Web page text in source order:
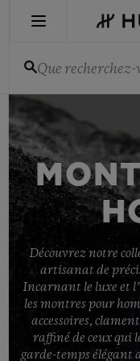
Que recherchez-
Découvrez notre
artisanat de
Incarnant le luxe et
les montres pour
accessoires,
raffiné de ceux qui
garde-temps élégant
DERNIÈRE
Aucune recherche
NOUVEAUTÉS